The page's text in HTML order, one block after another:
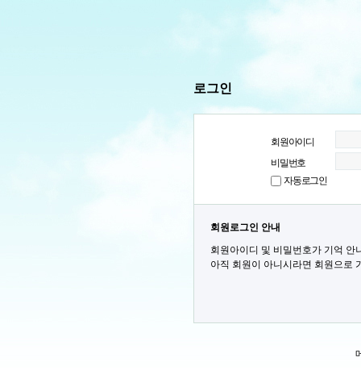
로그인
회원아이디
비밀번호
자동로그인
회원로그인 안내
회원아이디 및 비밀번호가 기억
아직 회원이 아니시라면 회원으로